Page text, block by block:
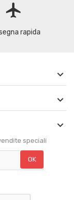
flight
rapida



speciali